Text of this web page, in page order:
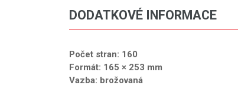
DODATKOVÉ INFORMACE
Počet stran: 160
Formát: 165 × 253 mm
Vazba: brožovaná